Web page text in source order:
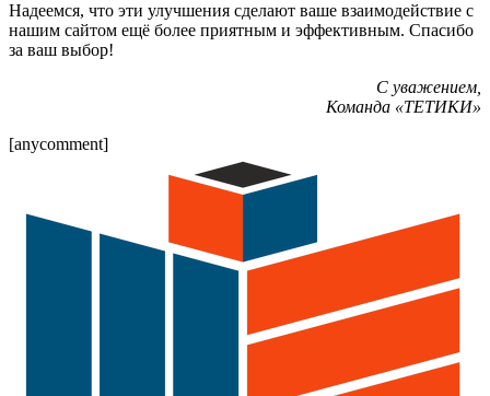
Надеемся, что эти улучшения сделают ваше взаимодействие с
нашим сайтом ещё более приятным и эффективным. Спасибо
за ваш выбор!
С уважением,
Команда «ТЕТИКИ»
[anycomment]